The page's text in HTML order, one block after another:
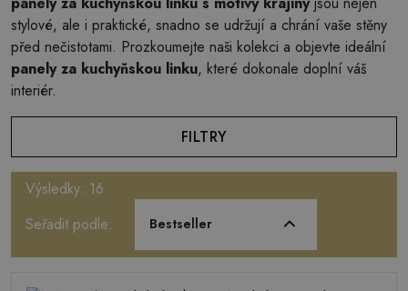
stylové, ale i praktické, snadno se udržují a chrání vaše stěny
před nečistotami. Prozkoumejte naši kolekci a objevte ideální
panely za kuchyňskou linku, které dokonale doplní váš
interiér.
FILTRY
Výsledky: 16
Seřadit podle:
Bestseller